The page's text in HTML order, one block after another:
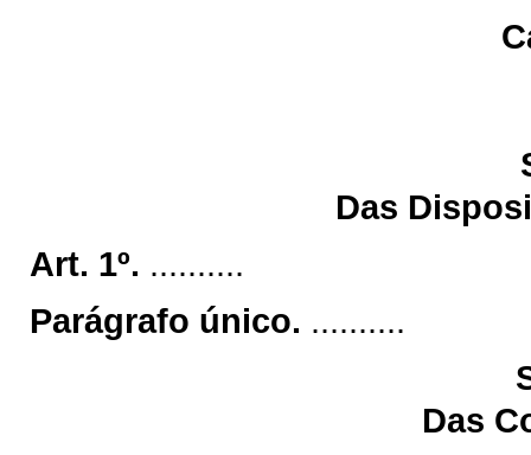
Das
Art. 1º. ..........
Parágrafo único. ..........
Das